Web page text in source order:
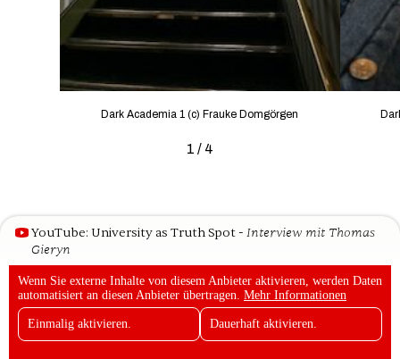
Dark Academia 1 (c) Frauke Domgörgen
1 / 4
YouTube: University as Truth Spot - Interview mit Thomas
Gieryn
Wenn Sie externe Inhalte von diesem Anbieter aktivieren, werden Daten
automatisiert an diesen Anbieter übertragen. Mehr Informationen
Einmalig aktivieren. Dauerhaft aktivieren.